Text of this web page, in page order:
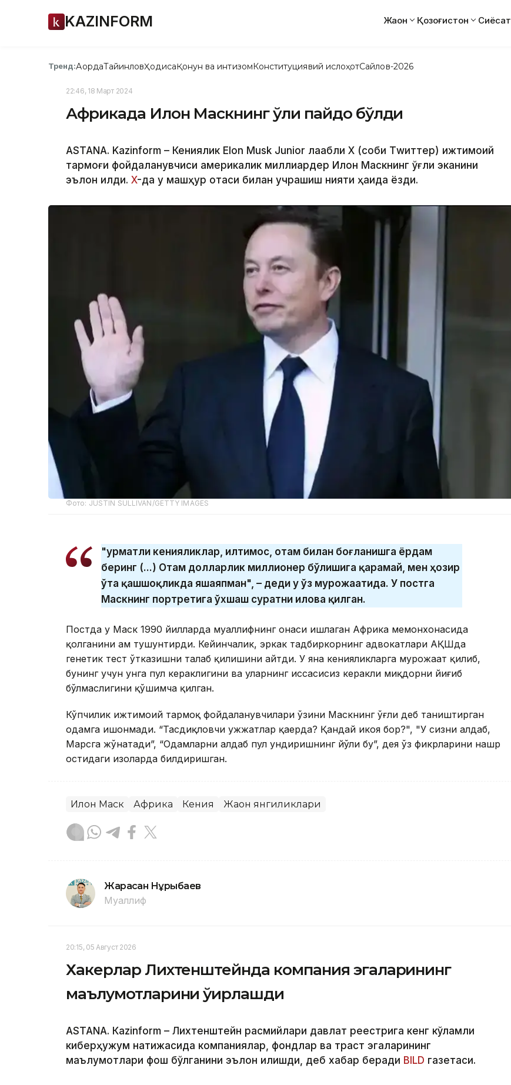
KAZINFORM Жаҳон Қозоғистон Сиёсат
Тренд:АқордаТайинловҲодисаҚонун ва интизомКонституциявий ислоҳотСайлов-2026
22:46, 18 Март 2024
Африкада Илон Маскнинг ўғли пайдо бўлди
ASTANA. Kazinform – Кениялик Elon Musk Junior лақабли Х (собиқ Тwиттер) ижтимоий
тармоғи фойдаланувчиси америкалик миллиардер Илон Маскнинг ўғли эканини
эълон қилди. X-да у машҳур отаси билан учрашиш нияти ҳақида ёзди.
Фото: JUSTIN SULLIVAN/GETTY IMAGES
"Ҳурматли кенияликлар, илтимос, отам билан боғланишга ёрдам
беринг (...) Отам долларлик миллионер бўлишига қарамай, мен ҳозир
ўта қашшоқликда яшаяпман", – деди у ўз мурожаатида. У постга
Маскнинг портретига ўхшаш суратни илова қилган.
Постда у Маск 1990 йилларда муаллифнинг онаси ишлаган Африка меҳмонхонасида
қолганини ҳам тушунтирди. Кейинчалик, эркак тадбиркорнинг адвокатлари АҚШда
генетик тест ўтказишни талаб қилишини айтди. У яна кенияликларга мурожаат қилиб,
бунинг учун унга пул кераклигини ва уларнинг ҳиссасисиз керакли миқдорни йиғиб
бўлмаслигини қўшимча қилган.
Кўпчилик ижтимоий тармоқ фойдаланувчилари ўзини Маскнинг ўғли деб таништирган
одамга ишонмади. “Тасдиқловчи ҳужжатлар қаерда? Қандай ҳикоя бор?", "У сизни алдаб,
Марсга жўнатади”, “Одамларни алдаб пул ундиришнинг йўли бу”, дея ўз фикрларини нашр
остидаги изоҳларда билдиришган.
Илон Маск Африка Кения Жаҳон янгиликлари
Жарасқан Нұрыбаев
Муаллиф
20:15, 05 Август 2026
Хакерлар Лихтенштейнда компания эгаларининг
маълумотларини ўғирлашди
ASTANА. Кazinform – Лихтенштейн расмийлари давлат реестрига кенг кўламли
киберҳужум натижасида компаниялар, фондлар ва траст эгаларининг
маълумотлари фош бўлганини эълон қилишди, деб хабар беради BILD газетаси.